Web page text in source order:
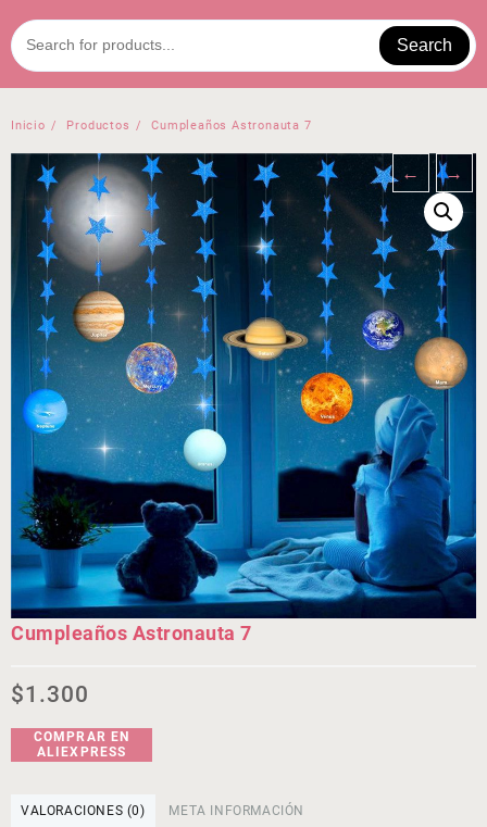
Search
Inicio Productos Cumpleaños Astronauta 7
← →
Cumpleaños Astronauta 7
$1.300
COMPRAR EN
ALIEXPRESS
VALORACIONES (0) META INFORMACIÓN